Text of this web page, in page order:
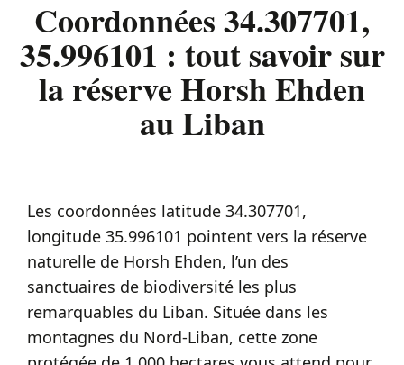
Coordonnées 34.307701,
35.996101 : tout savoir sur
la réserve Horsh Ehden
au Liban
Les coordonnées latitude 34.307701,
longitude 35.996101 pointent vers la réserve
naturelle de Horsh Ehden, l’un des
sanctuaires de biodiversité les plus
remarquables du Liban. Située dans les
montagnes du Nord-Liban, cette zone